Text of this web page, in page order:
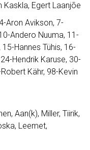
Kaskla, Egert Laanjõe
Aron Avikson, 7-
Andero Nuuma, 11-
Hannes Tühis, 16-
Hendrik Karuse, 30-
Kähr, 98-Kevin
Aan(k), Miller, Tiirik,
Leemet,